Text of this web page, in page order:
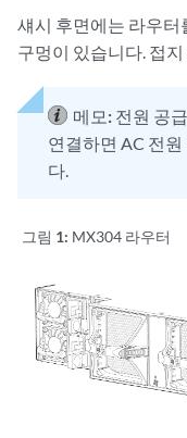
섀시 후면에는 라우터
구멍이 있습니다. 접
메모: 전원 공
연결하면 AC 전
다.
그림 1: MX304 라우터